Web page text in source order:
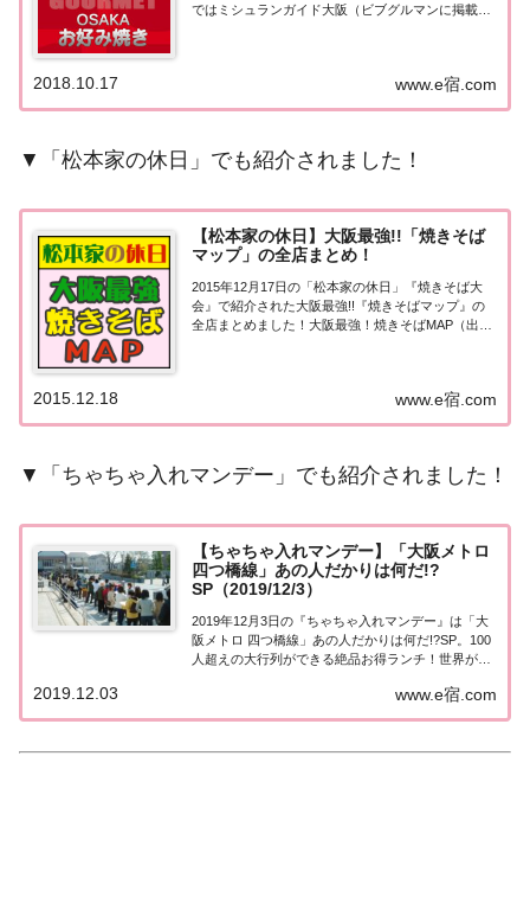
ではミシュランガイド大阪（ビブグルマンに掲載さ
www.e宿.com
2018.10.17
▼「松本家の休日」でも紹介されました！
【松本家の休日】大阪最強!!「焼きそば
マップ」の全店まとめ！
2015年12月17日の「松本家の休日」『焼きそば大
会』で紹介された大阪最強!!『焼きそばマップ』の
全店まとめました！大阪最強！焼きそばMAP（出
www.e宿.com
2015.12.18
▼「ちゃちゃ入れマンデー」でも紹介されました！
【ちゃちゃ入れマンデー】「大阪メトロ
四つ橋線」あの人だかりは何だ!?
SP（2019/12/3）
2019年12月3日の『ちゃちゃ入れマンデー』は「大
阪メトロ 四つ橋線」あの人だかりは何だ!?SP。100
人超えの大行列ができる絶品お得ランチ！世界が認
パイスとフルーツのコラボ！絶品カレーなど、紹介
されたお店はこちら！大阪メトロ 四つ...
www.e宿.com
2019.12.03